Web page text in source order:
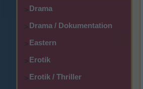
>Drama
>Drama / Dokumentation
>Eastern
>Erotik
>Erotik / Thriller